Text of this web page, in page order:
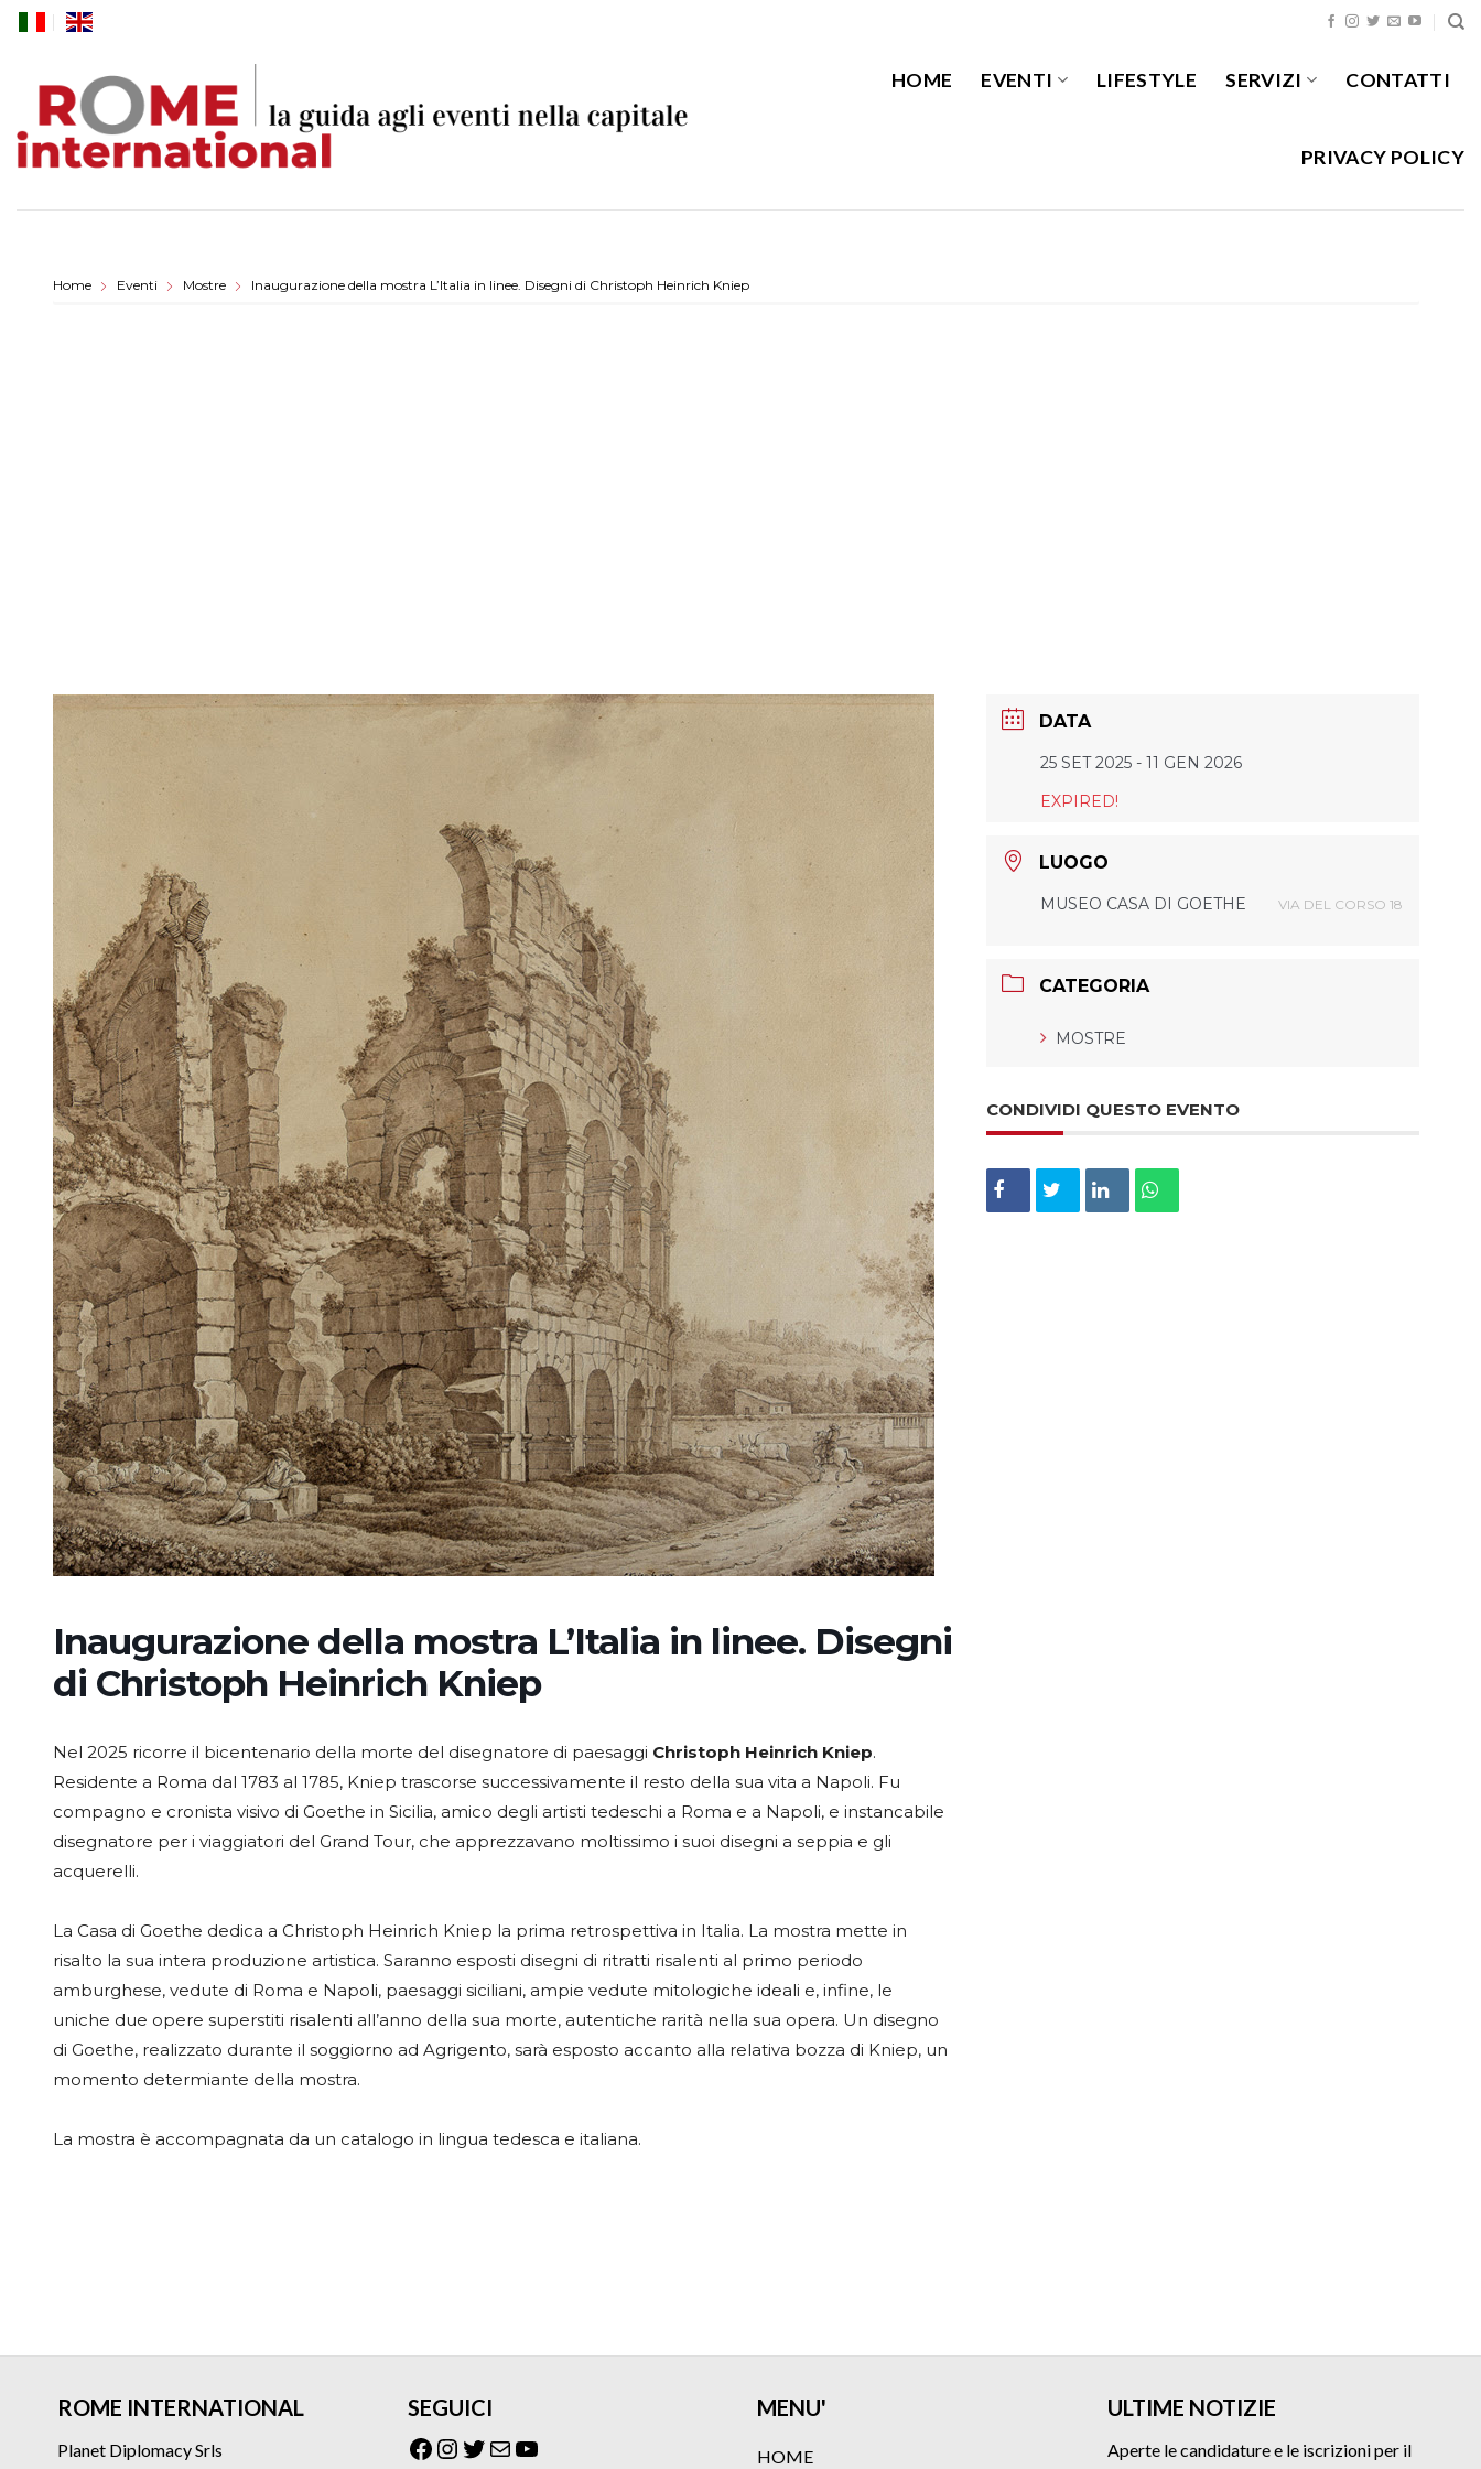
Skip
HOME EVENTI LIFESTYLE SERVIZI CONTATTI
PRIVACY POLICY
Home Eventi Mostre Inaugurazione della mostra L’Italia in linee. Disegni di Christoph Heinrich Kniep
Inaugurazione della mostra L’Italia in linee. Disegni
di Christoph Heinrich Kniep
Nel 2025 ricorre il bicentenario della morte del disegnatore di paesaggi Christoph Heinrich Kniep.
Residente a Roma dal 1783 al 1785, Kniep trascorse successivamente il resto della sua vita a Napoli. Fu
compagno e cronista visivo di Goethe in Sicilia, amico degli artisti tedeschi a Roma e a Napoli, e instancabile
disegnatore per i viaggiatori del Grand Tour, che apprezzavano moltissimo i suoi disegni a seppia e gli
acquerelli.
La Casa di Goethe dedica a Christoph Heinrich Kniep la prima retrospettiva in Italia. La mostra mette in
risalto la sua intera produzione artistica. Saranno esposti disegni di ritratti risalenti al primo periodo
amburghese, vedute di Roma e Napoli, paesaggi siciliani, ampie vedute mitologiche ideali e, infine, le
uniche due opere superstiti risalenti all’anno della sua morte, autentiche rarità nella sua opera. Un disegno
di Goethe, realizzato durante il soggiorno ad Agrigento, sarà esposto accanto alla relativa bozza di Kniep, un
momento determiante della mostra.
La mostra è accompagnata da un catalogo in lingua tedesca e italiana.
DATA
25 SET 2025- 11 GEN 2026
EXPIRED!
LUOGO
MUSEO CASA DI GOETHE VIA DEL CORSO 18
CATEGORIA
MOSTRE
CONDIVIDI QUESTO EVENTO
ROME INTERNATIONAL
Planet Diplomacy Srls
SEGUICI
Facebook
Instagram
Twitter
EmailYouTube
MENU'
HOME
ULTIME NOTIZIE
Aperte le candidature e le iscrizioni per il